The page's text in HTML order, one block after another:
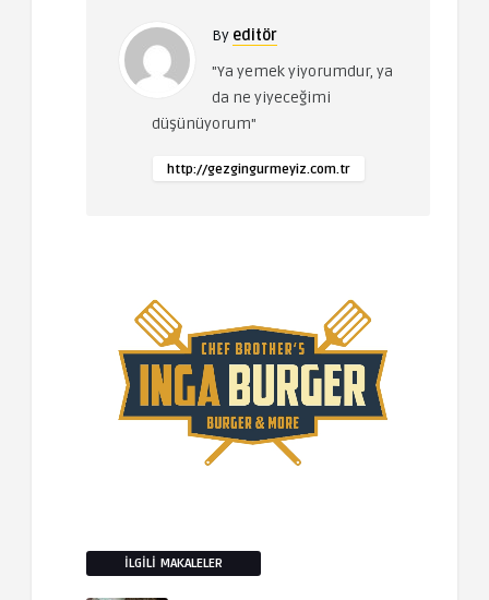
By editör
"Ya yemek yiyorumdur, ya
da ne yiyeceğimi
düşünüyorum"
http://gezgingurmeyiz.com.tr
İLGILI MAKALELER